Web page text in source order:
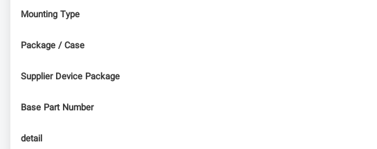
Mounting Type
Package / Case
Supplier Device Package
Base Part Number
detail